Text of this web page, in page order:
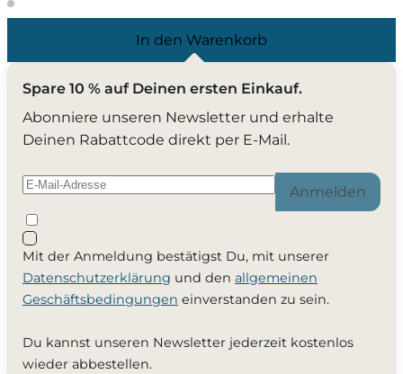
In den Warenkorb
Spare 10 % auf Deinen ersten Einkauf.
Abonniere unseren Newsletter und erhalte
Deinen Rabattcode direkt per E-Mail.
Anmelden
Mit der Anmeldung bestätigst Du, mit unserer
Datenschutzerklärung und den allgemeinen
Geschäftsbedingungen einverstanden zu sein.
Du kannst unseren Newsletter jederzeit kostenlos
wieder abbestellen.